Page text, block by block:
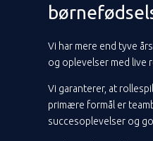
Vi har mere end tyve
og oplevelser med live
Vi garanterer, at
primære formål er
succesoplevelser og